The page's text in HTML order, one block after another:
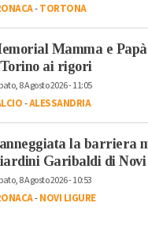
-TORTONA
Mamma e
ai rigori
8 Agosto 2026 - 11:05
-ALESSANDRIA
la barriera
Garibaldi di
8 Agosto 2026 - 10:53
-NOVI LIGURE